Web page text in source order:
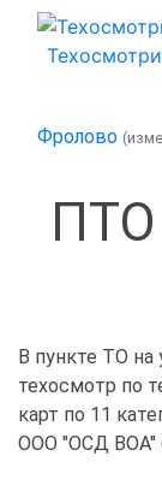
Фролово
ПТО
В пункте ТО на
техосмотр по
карт по 11
ООО "ОСД ВОА"